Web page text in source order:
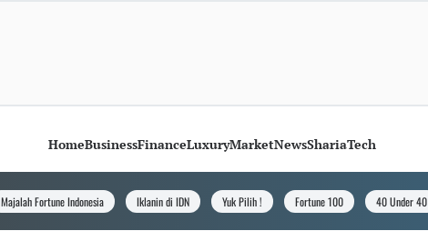
HomeBusinessFinanceLuxuryMarketNewsShariaTech
Majalah Fortune Indonesia Iklanin di IDN Yuk Pilih ! Fortune 100 40 Under 40